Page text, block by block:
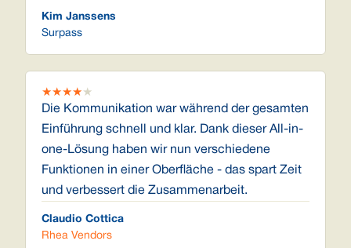
Kim Janssens
Surpass
★★★★ ★
Die Kommunikation war während der gesamten
Einführung schnell und klar. Dank dieser All-in-
one-Lösung haben wir nun verschiedene
Funktionen in einer Oberfläche - das spart Zeit
und verbessert die Zusammenarbeit.
Claudio Cottica
Rhea Vendors